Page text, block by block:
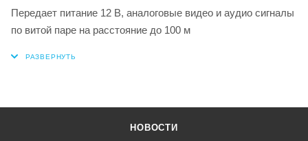
Передает питание 12 В, аналоговые видео и аудио сигналы
по витой паре на расстояние до 100 м
НОВОСТИ